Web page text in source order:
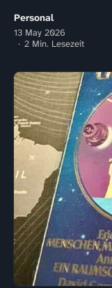
Personal
13 May 2026
2 Min. Lesezeit